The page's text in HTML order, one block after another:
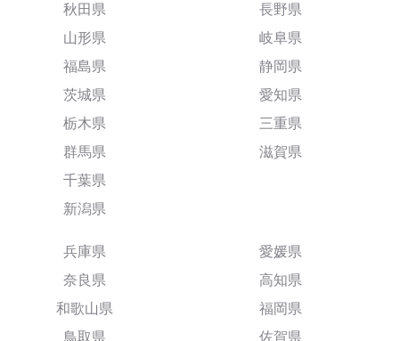
秋田県
山形県
福島県
茨城県
栃木県
群馬県
千葉県
新潟県
長野県
岐阜県
静岡県
愛知県
三重県
滋賀県
兵庫県
奈良県
和歌山県
鳥取県
愛媛県
高知県
福岡県
佐賀県